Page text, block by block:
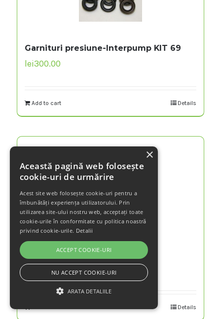
Garnituri presiune-Interpump KIT 69
lei300.00
Add to cart Details
Regulator de presiune VRF2
lei320.00
Details
Această pagină web folosește
cookie-uri de urmărire
Acest site web folosește cookie-uri pentru a
îmbunătăți experiența utilizatorului. Prin
utilizarea site-ului nostru web, acceptați toate
cookie-urile în conformitate cu politica noastră
privind cookie-urile. Detalii
ACCEPT COOKIE-URI
NU ACCEPT COOKIE-URI
ARATA DETALIILE
×